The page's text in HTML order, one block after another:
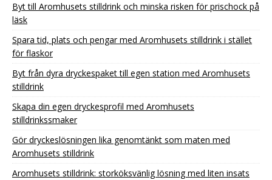
Byt till Aromhusets stilldrink och minska risken för prischock på
läsk
Spara tid, plats och pengar med Aromhusets stilldrink i stället
för flaskor
Byt från dyra dryckespaket till egen station med Aromhusets
stilldrink
Skapa din egen dryckesprofil med Aromhusets
stilldrinkssmaker
Gör dryckeslösningen lika genomtänkt som maten med
Aromhusets stilldrink
Aromhusets stilldrink: storköksvänlig lösning med liten insats